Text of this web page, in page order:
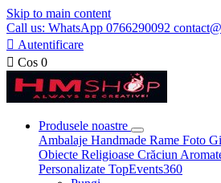
Skip to main content
Call us: WhatsApp 0766290092
 Autentificare
 Cos 0
Produsele noastre
Ambalaje Handmade Rame Foto
Obiecte Religioase Crăciun
Personalizate TopEvents360